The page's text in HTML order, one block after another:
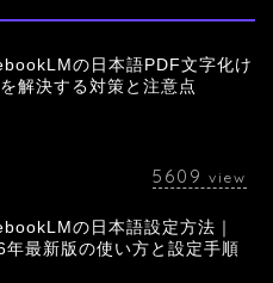
の日本語PDF文字化け
解決する対策と注意点
5609 view
の日本語設定方法｜
年最新版の使い方と設定手順
会社概要